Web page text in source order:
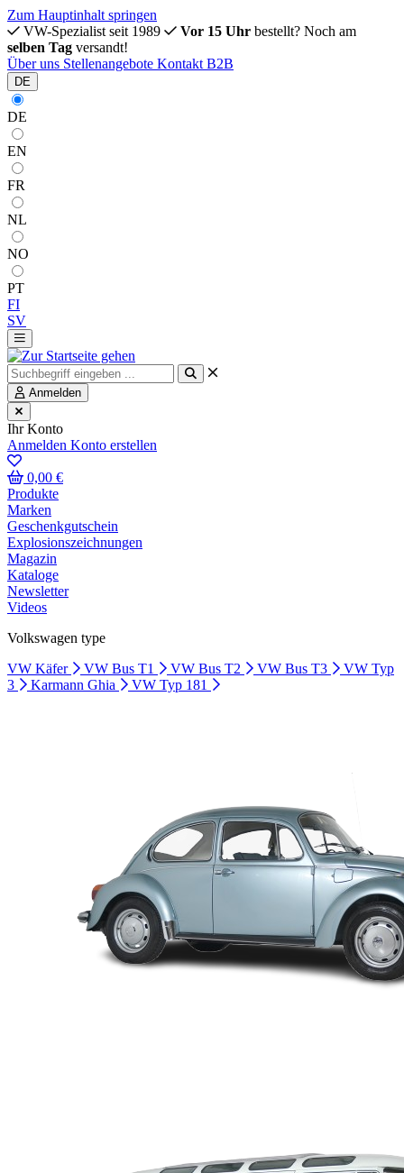
Zum Hauptinhalt springen
VW-Spezialist seit 1989
Vor 15 Uhr bestellt? Noch am
selben Tag versandt!
Über uns Stellenangebote Kontakt B2B
DE
DE
EN
FR
NL
NO
PT
FI
SV
Anmelden
Ihr Konto
Anmelden Konto erstellen
0,00 €
Produkte
Marken
Geschenkgutschein
Explosionszeichnungen
Magazin
Kataloge
Newsletter
Videos
Volkswagen type
VW Käfer
VW Bus T1 VW Bus T2 VW Bus T3
VW Typ
3
Karmann Ghia VW Typ 181